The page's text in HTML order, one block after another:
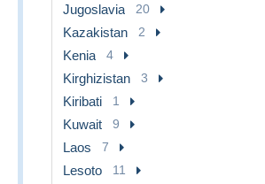
Jugoslavia 20
Kazakistan 2
Kenia 4
Kirghizistan 3
Kiribati 1
Kuwait 9
Laos 7
Lesoto 11